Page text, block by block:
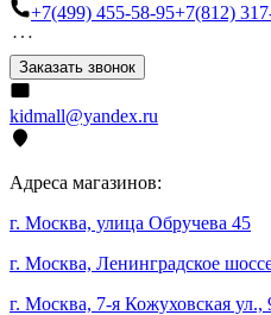
+7(499) 455-58-95+7(812)
Заказать звонок
kidmall@yandex.ru
Адреса магазинов:
г. Москва, улица Обручева 45
г. Москва, Ленинградское
г. Москва, 7-я Кожуховская